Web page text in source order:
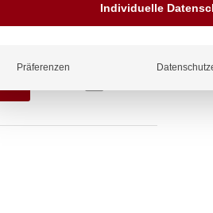
Individuelle
Präferenzen